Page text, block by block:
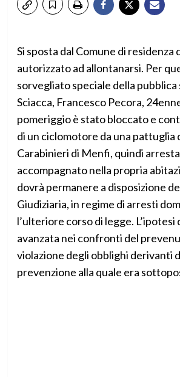
Si sposta dal Comune di residenza
autorizzato ad allontanarsi. Per
sorvegliato speciale della pubblica
Sciacca, Francesco Pecora,
pomeriggio è stato bloccato e
di un ciclomotore da una pattuglia
Carabinieri di Menfi, quindi
accompagnato nella propria
dovrà permanere a disposizione
Giudiziaria, in regime di arresti
l’ulteriore corso di legge. L’ipotesi
avanzata nei confronti del
violazione degli obblighi derivanti
prevenzione alla quale era